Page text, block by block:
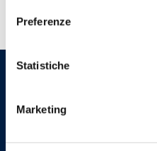
Preferenze
Statistiche
Marketing